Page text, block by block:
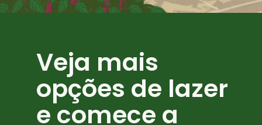
Veja mais
opções de lazer
e comece a